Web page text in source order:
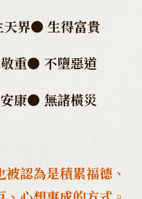
界● 生得富貴
重● 不墮惡道
康● 無諸橫災
認為是積累福德、